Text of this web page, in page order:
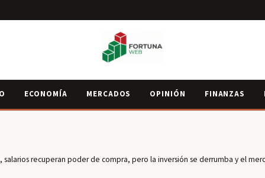
ECONOMÍA MERCADOS OPINIÓN FINANZAS
salarios recuperan poder de compra, pero la inversión se derrumba y el